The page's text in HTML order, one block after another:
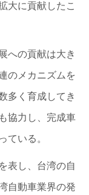
大に貢献したこ
への貢献は大き
のメカニズムを
多く育成してき
協力し、完成車
ている。
表し、台湾の自
自動車業界の発